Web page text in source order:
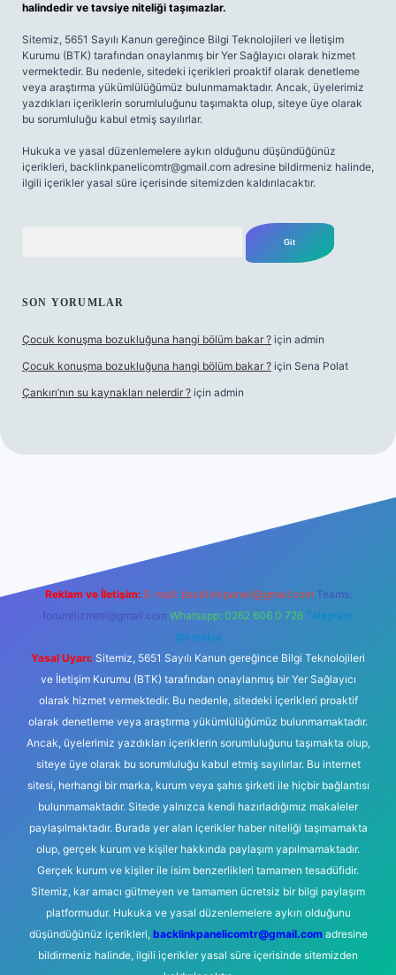
halindedir ve tavsiye niteliği taşımazlar.
Sitemiz, 5651 Sayılı Kanun gereğince Bilgi Teknolojileri ve İletişim
Kurumu (BTK) tarafından onaylanmış bir Yer Sağlayıcı olarak hizmet
vermektedir. Bu nedenle, sitedeki içerikleri proaktif olarak denetleme
veya araştırma yükümlülüğümüz bulunmamaktadır. Ancak, üyelerimiz
yazdıkları içeriklerin sorumluluğunu taşımakta olup, siteye üye olarak
bu sorumluluğu kabul etmiş sayılırlar.
Hukuka ve yasal düzenlemelere aykırı olduğunu düşündüğünüz
içerikleri, backlinkpanelicomtr@gmail.com adresine bildirmeniz halinde,
ilgili içerikler yasal süre içerisinde sitemizden kaldırılacaktır.
SON YORUMLAR
Çocuk konuşma bozukluğuna hangi bölüm bakar ? için admin
Çocuk konuşma bozukluğuna hangi bölüm bakar ? için Sena Polat
Çankırı’nın su kaynakları nelerdir ? için admin
Reklam ve İletişim: E-mail: backlinkpaneli@gmail.com Teams:
forumhizmeti@gmail.com Whatsapp: 0262 606 0 726 Telegram:
@karabul
Yasal Uyarı: Sitemiz, 5651 Sayılı Kanun gereğince Bilgi Teknolojileri
ve İletişim Kurumu (BTK) tarafından onaylanmış bir Yer Sağlayıcı
olarak hizmet vermektedir. Bu nedenle, sitedeki içerikleri proaktif
olarak denetleme veya araştırma yükümlülüğümüz bulunmamaktadır.
Ancak, üyelerimiz yazdıkları içeriklerin sorumluluğunu taşımakta olup,
siteye üye olarak bu sorumluluğu kabul etmiş sayılırlar. Bu internet
sitesi, herhangi bir marka, kurum veya şahıs şirketi ile hiçbir bağlantısı
bulunmamaktadır. Sitede yalnızca kendi hazırladığımız makaleler
paylaşılmaktadır. Burada yer alan içerikler haber niteliği taşımamakta
olup, gerçek kurum ve kişiler hakkında paylaşım yapılmamaktadır.
Gerçek kurum ve kişiler ile isim benzerlikleri tamamen tesadüfidir.
Sitemiz, kar amacı gütmeyen ve tamamen ücretsiz bir bilgi paylaşım
platformudur. Hukuka ve yasal düzenlemelere aykırı olduğunu
düşündüğünüz içerikleri, backlinkpanelicomtr@gmail.comadresine
bildirmeniz halinde, ilgili içerikler yasal süre içerisinde sitemizden